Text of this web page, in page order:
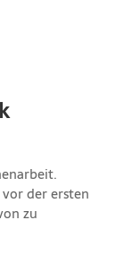
der ersten
zu